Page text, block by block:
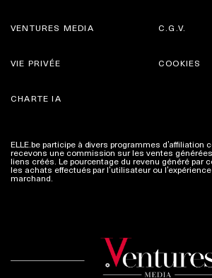
VENTURES MEDIA C.G.V.
VIE PRIVÉE
CHARTE IA
COOKIES
ELLE.be participe à divers programmes d’affiliation
recevons une commission sur les ventes
liens créés. Le pourcentage du revenu généré par
les achats effectués par l’utilisateur ou
marchand. Plus d'infos